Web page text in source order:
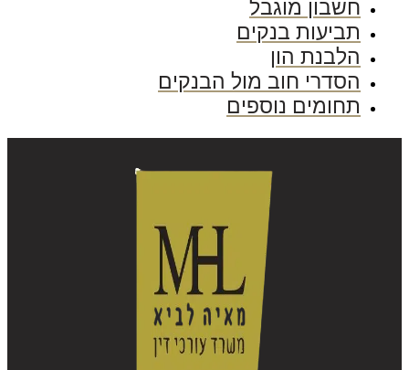
חשבון מוגבל
תביעות בנקים
הלבנת הון
הסדרי חוב מול הבנקים
תחומים נוספים